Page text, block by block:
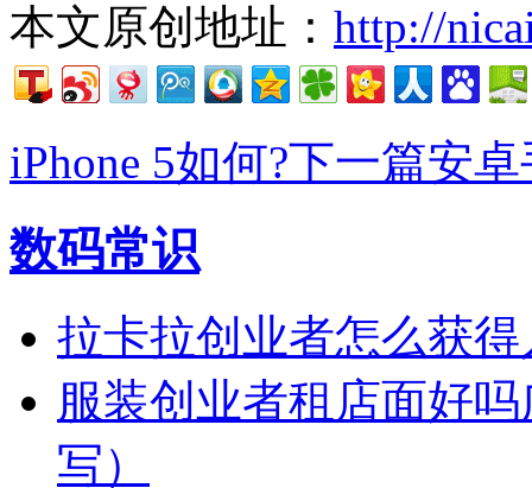
本文原创地址： http://
iPhone 5如何?下一篇安
数码常识
拉卡拉创业者怎么获
服装创业者租店面好
写）